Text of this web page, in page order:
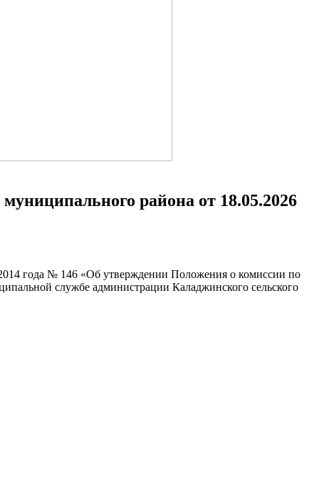
района от 18.05.2026
года № 146 «Об утверждении Положения о комиссии по
службе администрации Каладжинского сельского